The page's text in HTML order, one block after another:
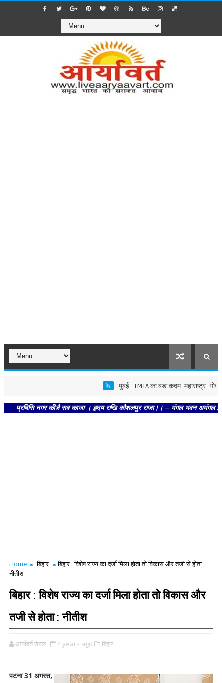
मुंबई : IMIA का बड़ा कदम: महाराष्ट्र–गोवा FIP
नगर कीजै सब काजा । हृदय राखि कौशलपुर राजा।। -- मंगल भवन अमंगल हारी।
Home बिहार
बिहार : विशेष राज्य का दर्जा मिला होता ताे विकास और तजी से होता :
नीतीश
बिहार : विशेष राज्य का दर्जा मिला होता ताे विकास और
तजी से होता : नीतीश
आर्यावर्त डेस्क 4 years ago बिहार,
पटना 31 अगस्त,